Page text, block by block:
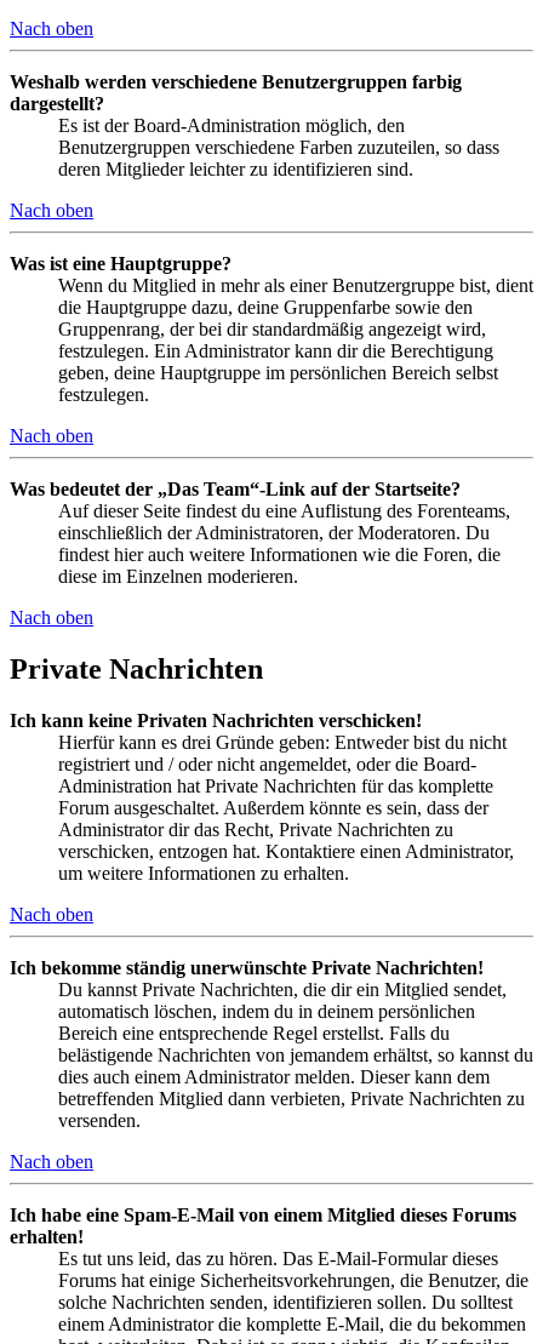
Nach oben
Weshalb werden verschiedene Benutzergruppen farbig
dargestellt?
Es ist der Board-Administration möglich, den
Benutzergruppen verschiedene Farben zuzuteilen, so dass
deren Mitglieder leichter zu identifizieren sind.
Nach oben
Was ist eine Hauptgruppe?
Wenn du Mitglied in mehr als einer Benutzergruppe bist, dient
die Hauptgruppe dazu, deine Gruppenfarbe sowie den
Gruppenrang, der bei dir standardmäßig angezeigt wird,
festzulegen. Ein Administrator kann dir die Berechtigung
geben, deine Hauptgruppe im persönlichen Bereich selbst
festzulegen.
Nach oben
Was bedeutet der „Das Team“-Link auf der Startseite?
Auf dieser Seite findest du eine Auflistung des Forenteams,
einschließlich der Administratoren, der Moderatoren. Du
findest hier auch weitere Informationen wie die Foren, die
diese im Einzelnen moderieren.
Nach oben
Private Nachrichten
Ich kann keine Privaten Nachrichten verschicken!
Hierfür kann es drei Gründe geben: Entweder bist du nicht
registriert und / oder nicht angemeldet, oder die Board-
Administration hat Private Nachrichten für das komplette
Forum ausgeschaltet. Außerdem könnte es sein, dass der
Administrator dir das Recht, Private Nachrichten zu
verschicken, entzogen hat. Kontaktiere einen Administrator,
um weitere Informationen zu erhalten.
Nach oben
Ich bekomme ständig unerwünschte Private Nachrichten!
Du kannst Private Nachrichten, die dir ein Mitglied sendet,
automatisch löschen, indem du in deinem persönlichen
Bereich eine entsprechende Regel erstellst. Falls du
belästigende Nachrichten von jemandem erhältst, so kannst du
dies auch einem Administrator melden. Dieser kann dem
betreffenden Mitglied dann verbieten, Private Nachrichten zu
versenden.
Nach oben
Ich habe eine Spam-E-Mail von einem Mitglied dieses Forums
erhalten!
Es tut uns leid, das zu hören. Das E-Mail-Formular dieses
Forums hat einige Sicherheitsvorkehrungen, die Benutzer, die
solche Nachrichten senden, identifizieren sollen. Du solltest
einem Administrator die komplette E-Mail, die du bekommen